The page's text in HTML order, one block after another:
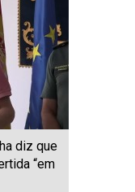
diz que
“em